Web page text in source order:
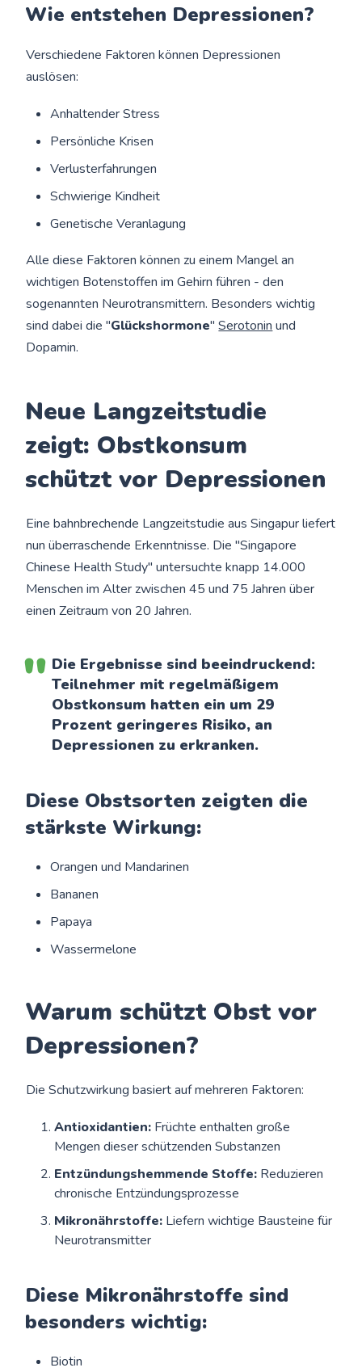
Wie entstehen Depressionen?
Verschiedene Faktoren können Depressionen
auslösen:
Anhaltender Stress
Persönliche Krisen
Verlusterfahrungen
Schwierige Kindheit
Genetische Veranlagung
Alle diese Faktoren können zu einem Mangel an
wichtigen Botenstoffen im Gehirn führen - den
sogenannten Neurotransmittern. Besonders wichtig
sind dabei die "Glückshormone"Serotonin und
Dopamin.
Neue Langzeitstudie
zeigt: Obstkonsum
schützt vor Depressionen
Eine bahnbrechende Langzeitstudie aus Singapur liefert
nun überraschende Erkenntnisse. Die "Singapore
Chinese Health Study" untersuchte knapp 14.000
Menschen im Alter zwischen 45 und 75 Jahren über
einen Zeitraum von 20 Jahren.
Die Ergebnisse sind beeindruckend:
Teilnehmer mit regelmäßigem
Obstkonsum hatten ein um 29
Prozent geringeres Risiko, an
Depressionen zu erkranken.
Diese Obstsorten zeigten die
stärkste Wirkung:
Orangen und Mandarinen
Bananen
Papaya
Wassermelone
Warum schützt Obst vor
Depressionen?
Die Schutzwirkung basiert auf mehreren Faktoren:
Antioxidantien: Früchte enthalten große
Mengen dieser schützenden Substanzen
Entzündungshemmende Stoffe: Reduzieren
chronische Entzündungsprozesse
Mikronährstoffe: Liefern wichtige Bausteine für
Neurotransmitter
Diese Mikronährstoffe sind
besonders wichtig:
Biotin